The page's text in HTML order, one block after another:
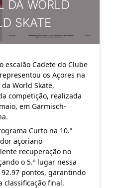
DA WORLD
SKATE
escalão Cadete do Clube
os Açores na
World Skate,
competição, realizada
em Garmisch-
Curto na 10.ª
açoriano
recuperação no
o 5.º lugar nessa
pontos, garantindo
classificação final.